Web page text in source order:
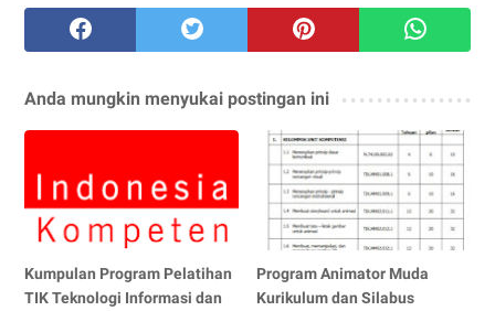
Anda mungkin menyukai postingan ini
Kumpulan Program Pelatihan
TIK Teknologi Informasi dan
Program Animator Muda
Kurikulum dan Silabus